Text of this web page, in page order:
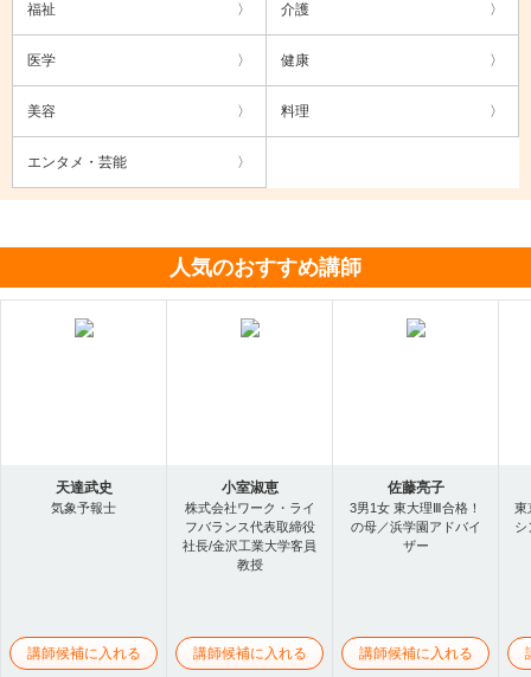
福祉 介護
医学 健康
美容 料理
エンタメ・芸能
人気のおすすめ講師
天達武史
気象予報士
講師候補に入れる
小室淑恵
株式会社ワーク・ライ
フバランス代表取締役
社長/金沢工業大学客員
教授
講師候補に入れる
佐藤亮子
3男1女 東大理Ⅲ合格！
の母／浜学園アドバイ
ザー
講師候補に入れる
東
シ